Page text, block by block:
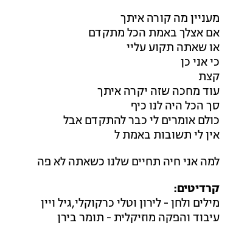
מעניין מה קורה איתך
אם אצלך באמת הכל מתקדם
או שאתה תקוע עליי
כי אני כן
קצת
עוד מחכה שזה יקרה איתך
סך הכל היה לנו כיף
כולם אומרים לי כבר להתקדם אבל
אין לי תשובות באמת ל
למה אני חיה תחיים שלנו כשאתה לא פה
קרדיטים:
מילים ולחן - לירון וטלי כרקוקלי,גיל ויין
עיבוד והפקה מוזיקלית - תומר בירן